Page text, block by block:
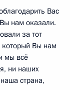
Вас
нам оказали.
за тот
который Вы нам
мы всё
ни наших
страна,